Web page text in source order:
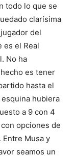
todo lo que se
clarísima
del
es el Real
No ha
es tener
hasta el
hubiera
a 9 con 4
opciones de
Musa y
seamos un